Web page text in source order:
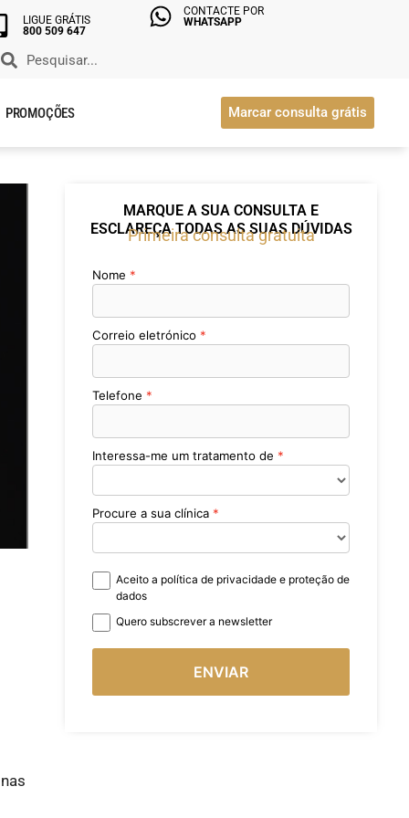
LIGUE GRÁTIS
800 509 647
CONTACTE POR
WHATSAPP
PROMOÇÕES Marcar consulta grátis
MARQUE A SUA CONSULTA E
ESCLAREÇA TODAS AS SUAS DÚVIDAS
Primeira consulta gratuita
Nome
Correio eletrónico
Telefone
Interessa-me um tratamento de
Procure a sua clínica
Aceito a política de privacidade e proteção de
dados
Quero subscrever a newsletter
ENVIAR